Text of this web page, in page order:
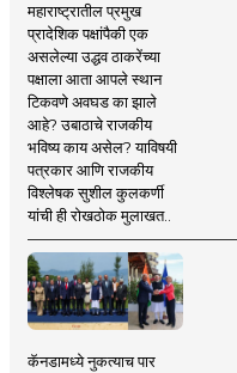
महाराष्ट्रातील प्रमुख
प्रादेशिक पक्षांपैकी एक
असलेल्या उद्धव ठाकरेंच्या
पक्षाला आता आपले स्थान
टिकवणे अवघड का झाले
आहे? उबाठाचे राजकीय
भविष्य काय असेल? याविषयी
पत्रकार आणि राजकीय
विश्लेषक सुशील कुलकर्णी
यांची ही रोखठोक मुलाखत..
कॅनडामध्ये नुकत्याच पार